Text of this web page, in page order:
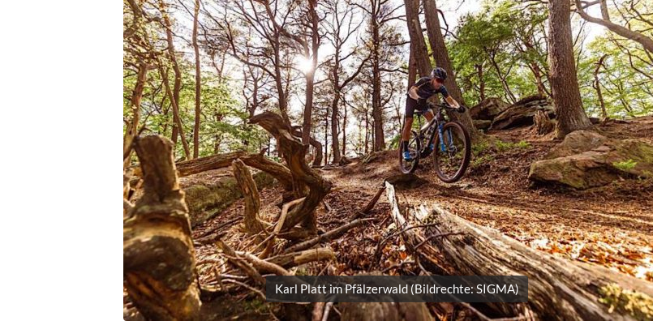
Karl Platt im Pfälzerwald (Bildrechte: SIGMA)